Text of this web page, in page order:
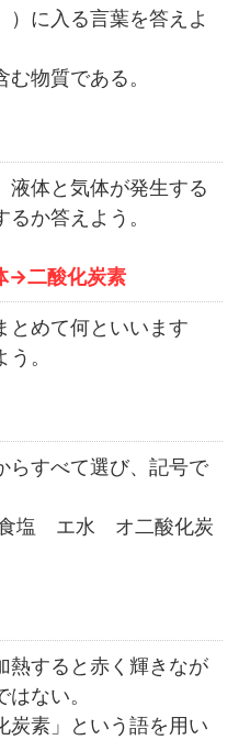
に入る言葉を答えよ
物質である。
液体と気体が発生する
か答えよう。
二酸化炭素
とめて何といいます
。
らすべて選び、記号で
塩 エ水 オ二酸化炭
熱すると赤く輝きなが
ない。
炭素」という語を用い